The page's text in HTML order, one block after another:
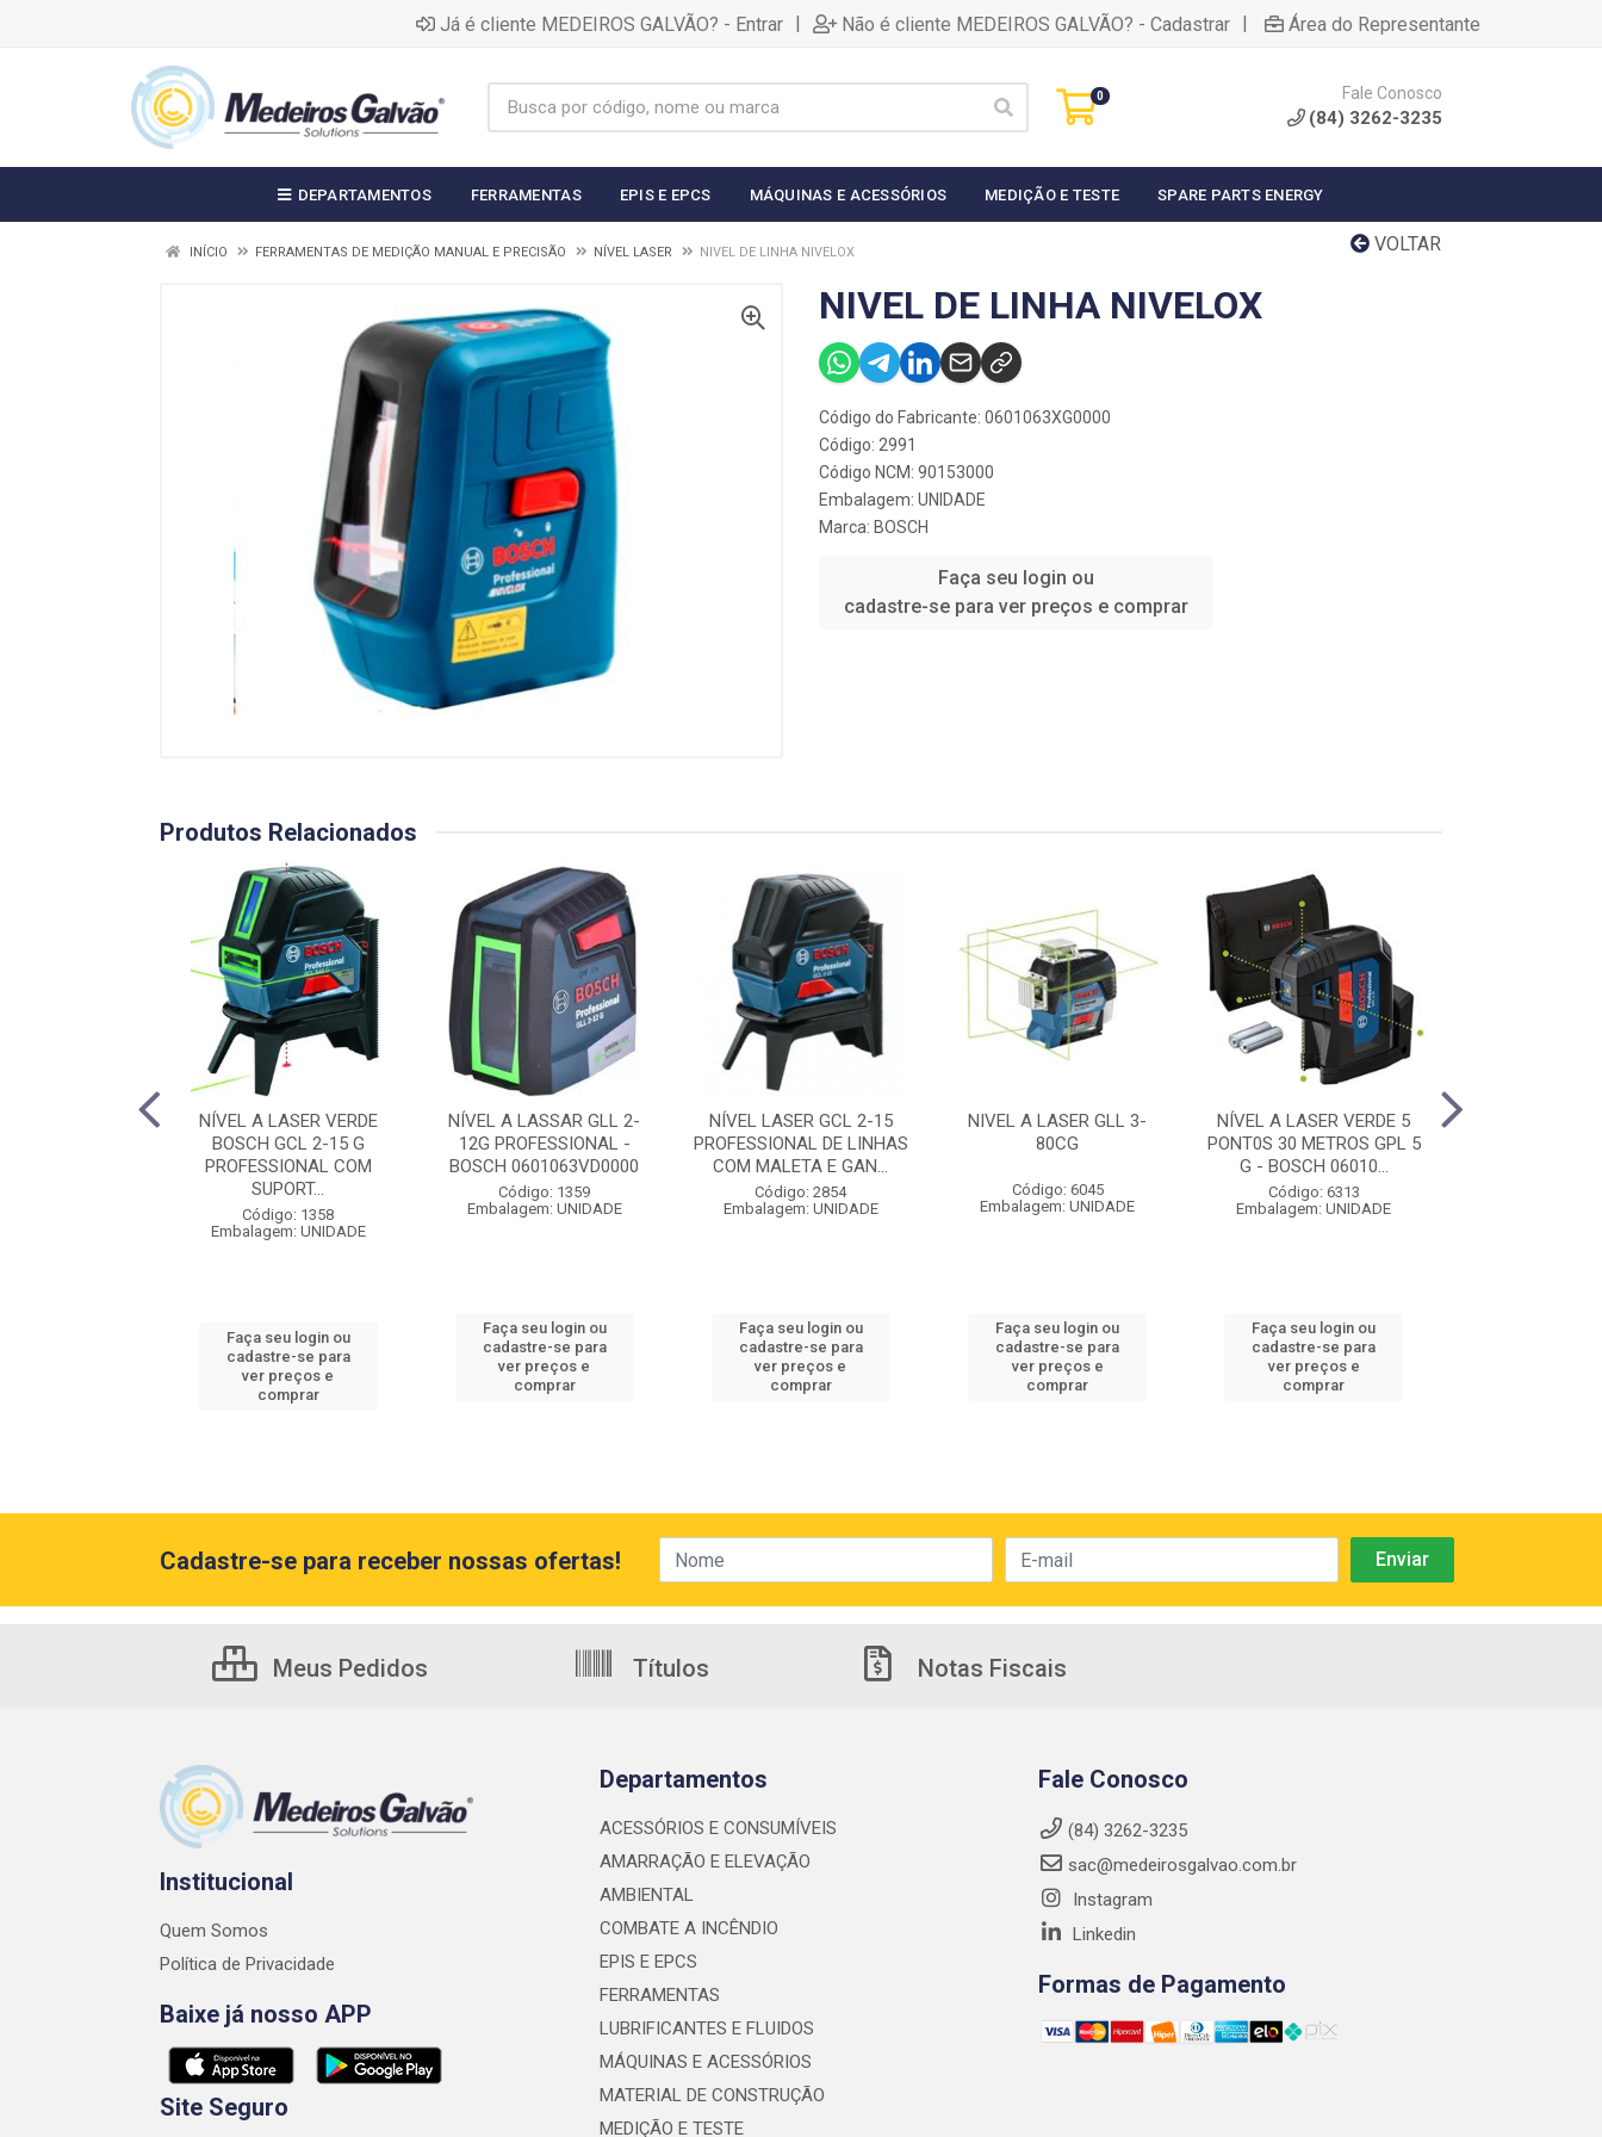
Já é cliente MEDEIROS GALVÃO? - Entrar | Não é cliente MEDEIROS GALVÃO? - Cadastrar | Área do Representante
0 Fale Conosco
(84) 3262-3235
DEPARTAMENTOS FERRAMENTAS EPIS E EPCS MÁQUINAS E ACESSÓRIOS MEDIÇÃO E TESTE SPARE PARTS ENERGY
VOLTAR
INÍCIO FERRAMENTAS DE MEDIÇÃO MANUAL E PRECISÃO NÍVEL LASER NIVEL DE LINHA NIVELOX
NIVEL DE LINHA NIVELOX
Código do Fabricante: 0601063XG0000
Código: 2991
Código NCM: 90153000
Embalagem: UNIDADE
Marca: BOSCH
Faça seu login ou
cadastre-se para ver preços e comprar
Produtos Relacionados
NÍVEL A LASER VERDE
BOSCH GCL 2-15 G
PROFESSIONAL COM
SUPORT...
Código: 1358
Embalagem: UNIDADE
Faça seu login ou
cadastre-se para
ver preços e
comprar
NÍVEL A LASSAR GLL 2-
12G PROFESSIONAL -
BOSCH 0601063VD0000
Código: 1359
Embalagem: UNIDADE
Faça seu login ou
cadastre-se para
ver preços e
comprar
NÍVEL LASER GCL 2-15
PROFESSIONAL DE LINHAS
COM MALETA E GAN...
Código: 2854
Embalagem: UNIDADE
Faça seu login ou
cadastre-se para
ver preços e
comprar
NIVEL A LASER GLL 3-
80CG
Código: 6045
Embalagem: UNIDADE
Faça seu login ou
cadastre-se para
ver preços e
comprar
NÍVEL A LASER VERDE 5
PONT0S 30 METROS GPL 5
G - BOSCH 06010...
Código: 6313
Embalagem: UNIDADE
Faça seu login ou
cadastre-se para
ver preços e
comprar
Cadastre-se para receber nossas ofertas!
Meus Pedidos Títulos Notas Fiscais
Institucional
Quem Somos
Política de Privacidade
Baixe já nosso APP
Site Seguro
Departamentos
ACESSÓRIOS E CONSUMÍVEIS
AMARRAÇÃO E ELEVAÇÃO
AMBIENTAL
COMBATE A INCÊNDIO
EPIS E EPCS
FERRAMENTAS
LUBRIFICANTES E FLUIDOS
MÁQUINAS E ACESSÓRIOS
MATERIAL DE CONSTRUÇÃO
MEDIÇÃO E TESTE
Fale Conosco
(84) 3262-3235
sac@medeirosgalvao.com.br
Instagram
Linkedin
Formas de Pagamento